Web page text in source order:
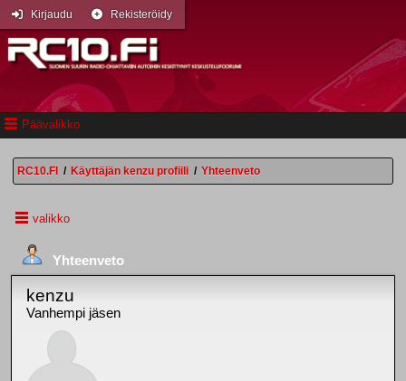
Päävalikko
Kirjaudu Rekisteröidy
RC10.FI / Käyttäjän kenzu profiili / Yhteenveto
valikko
Yhteenveto
kenzu
Vanhempi jäsen